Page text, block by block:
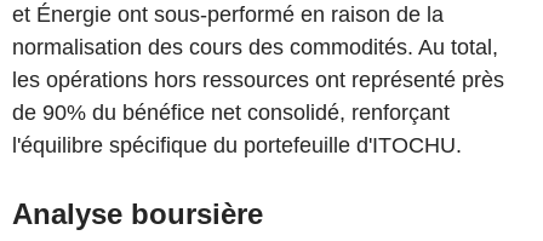
et Énergie ont sous-performé en raison de la
normalisation des cours des commodités. Au total,
les opérations hors ressources ont représenté près
de 90% du bénéfice net consolidé, renforçant
l'équilibre spécifique du portefeuille d'ITOCHU.
Analyse boursière